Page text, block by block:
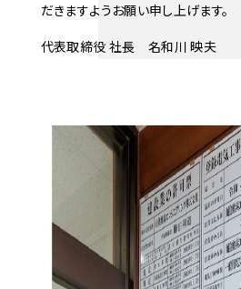
だきますようお願い申し上げます。
代表取締役 社長 名和川 映夫
会社概要